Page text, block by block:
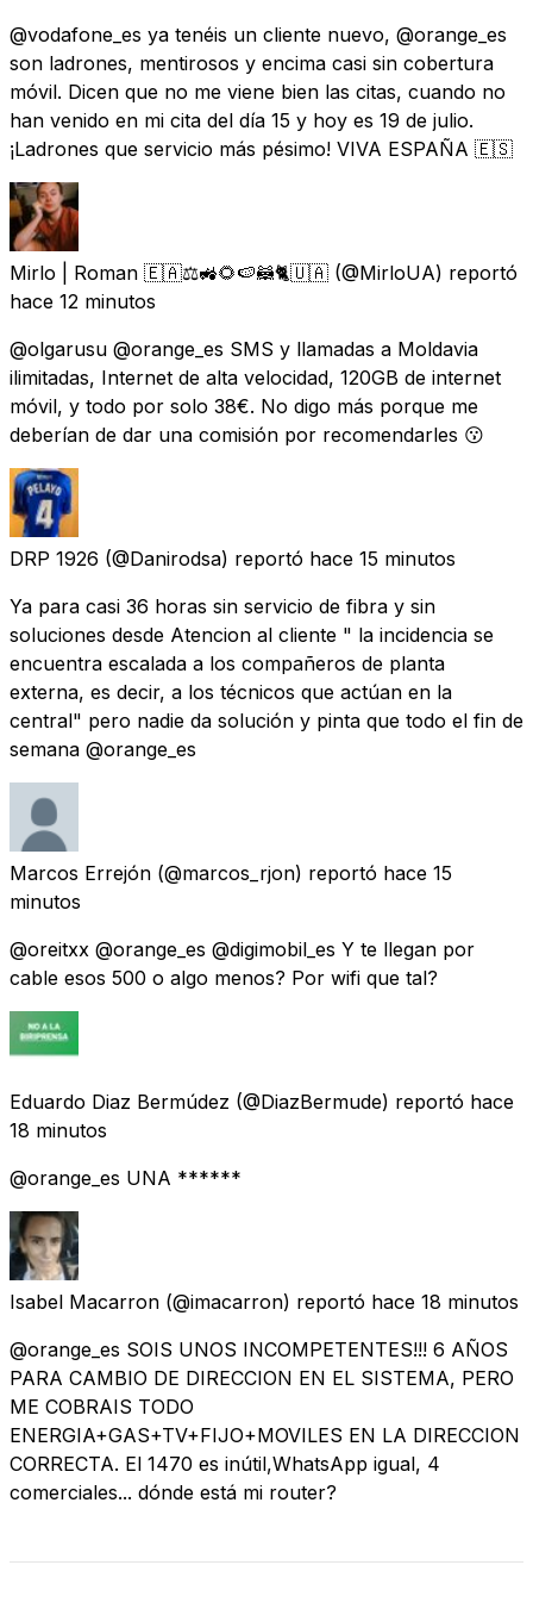
@vodafone_es ya tenéis un cliente nuevo, @orange_es
son ladrones, mentirosos y encima casi sin cobertura
móvil. Dicen que no me viene bien las citas, cuando no
han venido en mi cita del día 15 y hoy es 19 de julio.
¡Ladrones que servicio más pésimo! VIVA ESPAÑA 🇪🇸
Mirlo | Roman 🇪🇦⚖️🚜🌻🍉🦝🐈🇺🇦 (@MirloUA) reportó
hace 12 minutos
@olgarusu @orange_es SMS y llamadas a Moldavia
ilimitadas, Internet de alta velocidad, 120GB de internet
móvil, y todo por solo 38€. No digo más porque me
deberían de dar una comisión por recomendarles 😗
DRP 1926 (@Danirodsa) reportó hace 15 minutos
Ya para casi 36 horas sin servicio de fibra y sin
soluciones desde Atencion al cliente " la incidencia se
encuentra escalada a los compañeros de planta
externa, es decir, a los técnicos que actúan en la
central" pero nadie da solución y pinta que todo el fin de
semana @orange_es
Marcos Errejón (@marcos_rjon) reportó hace 15
minutos
@oreitxx @orange_es @digimobil_es Y te llegan por
cable esos 500 o algo menos? Por wifi que tal?
Eduardo Diaz Bermúdez (@DiazBermude) reportó hace
18 minutos
@orange_es UNA ******
Isabel Macarron (@imacarron) reportó hace 18 minutos
@orange_es SOIS UNOS INCOMPETENTES!!! 6 AÑOS
PARA CAMBIO DE DIRECCION EN EL SISTEMA, PERO
ME COBRAIS TODO
ENERGIA+GAS+TV+FIJO+MOVILES EN LA DIRECCION
CORRECTA. El 1470 es inútil,WhatsApp igual, 4
comerciales... dónde está mi router?